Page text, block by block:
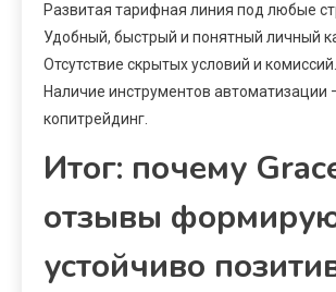
Развитая тарифная линия под любые
Удобный, быстрый и понятный личный
Отсутствие скрытых условий и комиссий.
Наличие инструментов автоматизации
копитрейдинг.
Итог: почему
отзывы
устойчиво